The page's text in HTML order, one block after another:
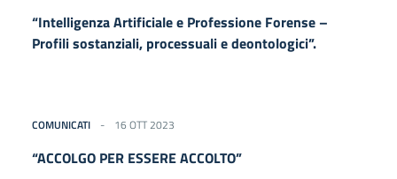
“Intelligenza Artificiale e Professione Forense –
Profili sostanziali, processuali e deontologici”.
COMUNICATI 16 OTT 2023
“ACCOLGO PER ESSERE ACCOLTO”